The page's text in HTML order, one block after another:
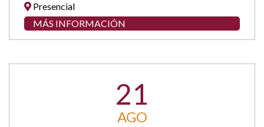
Presencial
MÁS INFORMACIÓN
21
AGO